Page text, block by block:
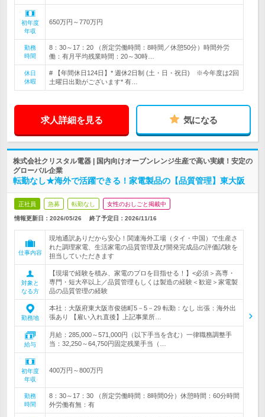
初年度
年収
650万円～770万円
勤務
時間
8：30～17：20 （所定労働時間：8時間／休憩50分）時間外労
働：有月平均残業時間：20～30時…
休日
休暇
# 【年間休日124日】* 週休2日制 (土・日・祝日) ※今年度は2回
土曜日出勤がございます* 有…
求人詳細を見る 気になる
株式会社クリスタル電器 | 国内向けオーブンレンジ生産で高い実績！安定の
グローバル企業
転勤なし★海外で活躍できる！家電製品の【品質管理】東大阪
正社員 急募 転勤なし 女性のおしごと掲載中
情報更新日：2026/05/26 終了予定日： 2026/11/16
仕事内容
現地通訳ありだから安心！関連海外工場（タイ・中国）で生産さ
れた調理家電、生活家電の品質管理及び開発完成品の評価試験を
担当していただきます
対象と
なる方
【現場で経験を積み、家電のプロを目指せる！】<必須＞高専・
専門・短大卒以上／品質管理もしくは製造の経験＜歓迎＞家電製
品の品質管理の経験
勤務地
本社：大阪府東大阪市俊徳町5－5－29 転勤：なし 出張：海外出
張あり 【雇い入れ直後】上記事業所…
給与
月給：285,000～571,000円（以下手当を含む）一律職務調整手
当：32,250～64,750円固定残業手当（…
初年度
年収
400万円～800万円
勤務
時間
8：30～17：30 （所定労働時間：8時間0分）休憩時間：60分時間
外労働有無：有